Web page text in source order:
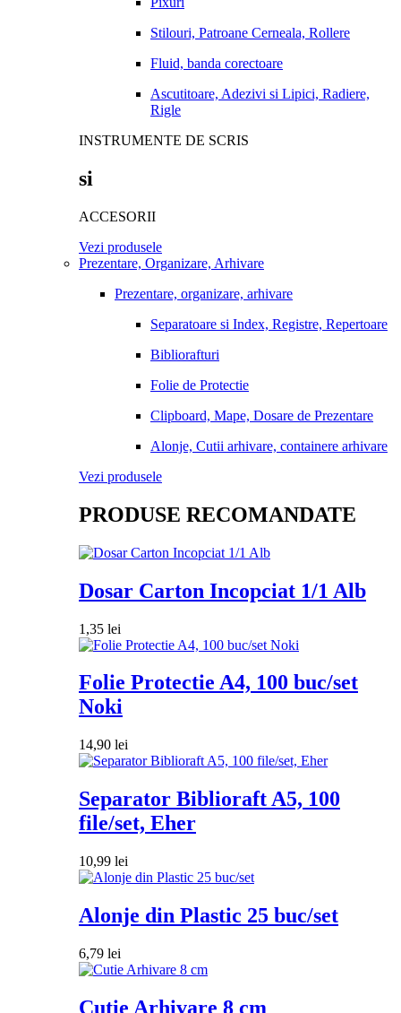
Stilouri, Patroane Cerneala, Rollere
Fluid, banda corectoare
Ascutitoare, Adezivi si Lipici, Radiere,
Rigle
INSTRUMENTE DE SCRIS
si
ACCESORII
Vezi produsele
Prezentare, Organizare, Arhivare
Prezentare, organizare, arhivare
Separatoare si Index, Registre, Repertoare
Bibliorafturi
Folie de Protectie
Clipboard, Mape, Dosare de Prezentare
Alonje, Cutii arhivare, containere arhivare
Vezi produsele
PRODUSE RECOMANDATE
Dosar Carton Incopciat 1/1 Alb
1,35 lei
Folie Protectie A4, 100 buc/set
Noki
14,90 lei
Separator Biblioraft A5, 100
file/set, Eher
10,99 lei
Alonje din Plastic 25 buc/set
6,79 lei
Cutie Arhivare 8 cm